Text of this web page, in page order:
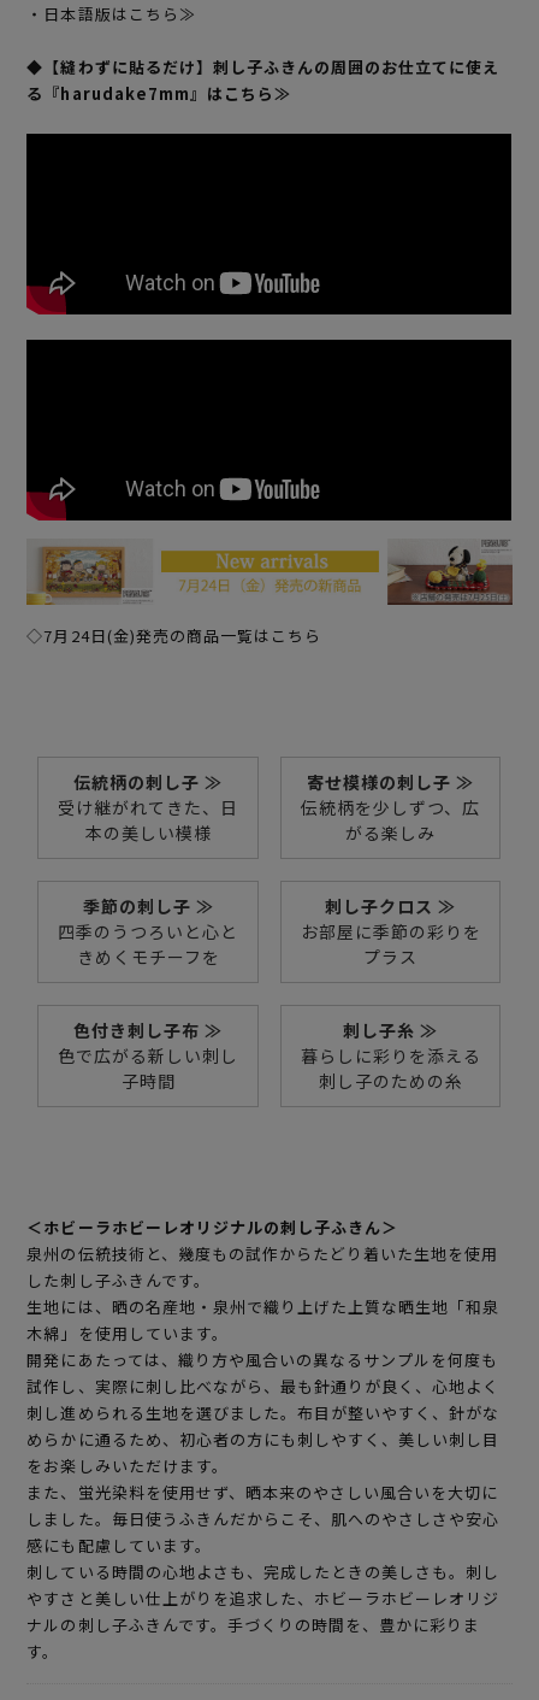
・日本語版はこちら≫
◆【縫わずに貼るだけ】刺し子ふきんの周囲のお仕立てに使え
る『harudake7mm』はこちら≫
◇7月24日(金)発売の商品一覧はこちら
伝統柄の刺し子 ≫
受け継がれてきた、日
本の美しい模様
寄せ模様の刺し子 ≫
伝統柄を少しずつ、広
がる楽しみ
季節の刺し子 ≫
四季のうつろいと心と
きめくモチーフを
刺し子クロス ≫
お部屋に季節の彩りを
プラス
色付き刺し子布 ≫
色で広がる新しい刺し
子時間
刺し子糸 ≫
暮らしに彩りを添える
刺し子のための糸
＜ホビーラホビーレオリジナルの刺し子ふきん＞
泉州の伝統技術と、幾度もの試作からたどり着いた生地を使用
した刺し子ふきんです。
生地には、晒の名産地・泉州で織り上げた上質な晒生地「和泉
木綿」を使用しています。
開発にあたっては、織り方や風合いの異なるサンプルを何度も
試作し、実際に刺し比べながら、最も針通りが良く、心地よく
刺し進められる生地を選びました。布目が整いやすく、針がな
めらかに通るため、初心者の方にも刺しやすく、美しい刺し目
をお楽しみいただけます。
また、蛍光染料を使用せず、晒本来のやさしい風合いを大切に
しました。毎日使うふきんだからこそ、肌へのやさしさや安心
感にも配慮しています。
刺している時間の心地よさも、完成したときの美しさも。刺し
やすさと美しい仕上がりを追求した、ホビーラホビーレオリジ
ナルの刺し子ふきんです。手づくりの時間を、豊かに彩りま
す。